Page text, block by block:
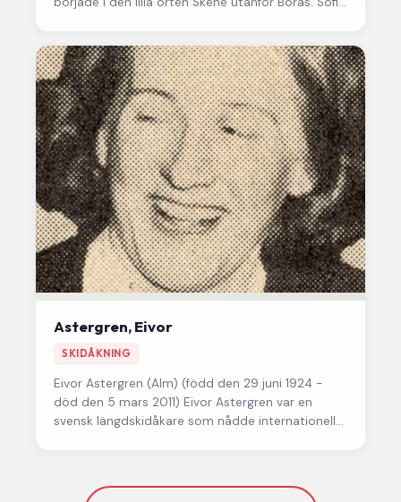
Astergren, Eivor
SKIDÅKNING
Eivor Astergren (Alm) (född den 29 juni 1924 -
död den 5 mars 2011) Eivor Astergren var en
svensk längdskidåkare som nådde internationell